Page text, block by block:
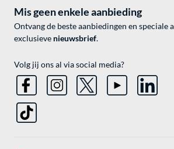
Mis geen enkele aanbieding
Ontvang de beste aanbiedingen en speciale
exclusieve nieuwsbrief.
Volg jij ons al via social media?